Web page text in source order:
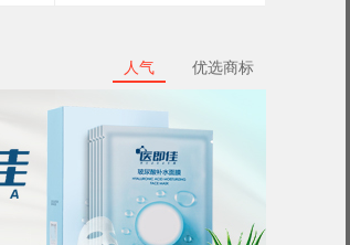
人气 优选商标